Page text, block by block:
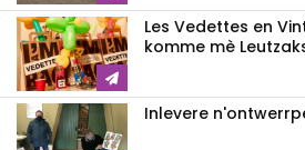
Les Vedettes en
komme mè
Inlevere